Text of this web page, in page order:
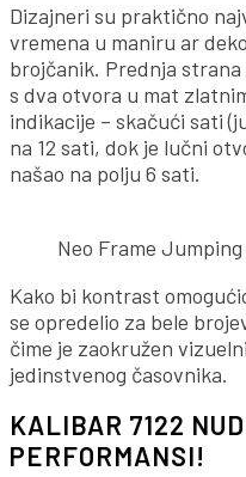
Dizajneri su praktično
vremena u maniru ar
brojčanik. Prednja strana
s dva otvora u mat
indikacije – skačući sati
na 12 sati, dok je lučni
našao na polju 6 sati.
Neo Frame
Kako bi kontrast
se opredelio za bele
čime je zaokružen
jedinstvenog časovnika.
KALIBAR 7122
PERFORMANSI!